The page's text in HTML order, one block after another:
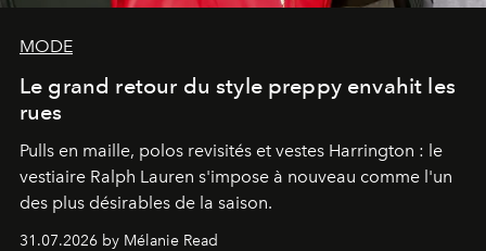
MODE
Le grand retour du style preppy envahit les
rues
Pulls en maille, polos revisités et vestes Harrington : le
vestiaire Ralph Lauren s'impose à nouveau comme l'un
des plus désirables de la saison.
31.07.2026 by Mélanie Read